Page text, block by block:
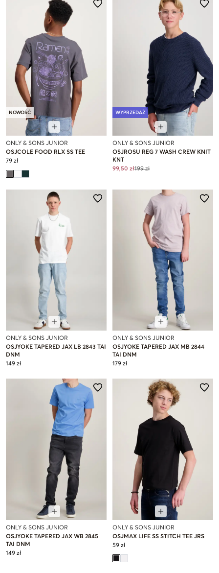
NOWOŚĆ
ONLY & SONS JUNIOR
OSJCOLE FOOD RLX SS TEE
79 zł
WYPRZEDAŻ
ONLY & SONS JUNIOR
OSJROSU REG 7 WASH CREW KNIT
KNT
99,50 zł199 zł
ONLY & SONS JUNIOR
OSJYOKE TAPERED JAX LB 2843 TAI
DNM
149 zł
ONLY & SONS JUNIOR
OSJYOKE TAPERED JAX MB 2844
TAI DNM
179 zł
ONLY & SONS JUNIOR
OSJYOKE TAPERED JAX WB 2845
TAI DNM
149 zł
ONLY & SONS JUNIOR
OSJMAX LIFE SS STITCH TEE JRS
59 zł